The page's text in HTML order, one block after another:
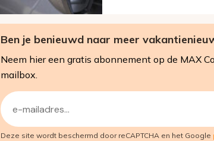
Ben je benieuwd naar meer
Neem hier een gratis abonnement op de MAX
mailbox.
E-
mailadres
(Vereist)
Deze site wordt beschermd door reCAPTCHA en het Google